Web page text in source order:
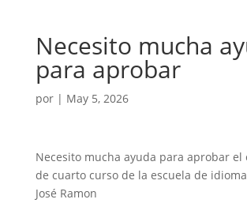
Necesito mucha
para aprobar
por | May 5, 2026
Necesito mucha ayuda para aprobar el
de cuarto curso de la escuela de
José Ramon